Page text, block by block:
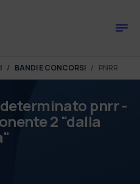
BANDI E CONCORSI PNRR
pnrr -
2 "dalla